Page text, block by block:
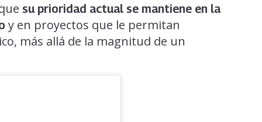
su prioridad actual se mantiene en la
y en proyectos que le permitan
más allá de la magnitud de un